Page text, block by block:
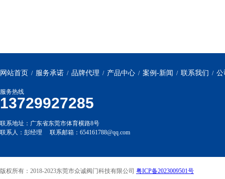
网站首页 / 服务承诺 / 品牌代理 / 产品中心 / 案例-新闻 / 联系我们 / 公
服务热线
13729927285
联系地址：广东省东莞市体育横路8号
联系人：彭经理 联系邮箱：654161788@qq.com
版权所有：2018-2023东莞市众诚阀门科技有限公司 粤ICP备2023009501号